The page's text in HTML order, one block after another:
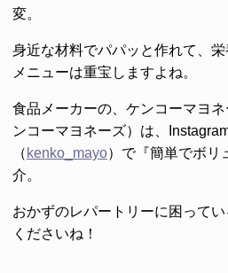
変。
身近な材料でパパッと作れて、
メニューは重宝しますよね。
食品メーカーの、ケンコーマヨ
ンコーマヨネーズ）は、
（ kenko_mayo）で『簡単でボリ
介。
おかずのレパートリーに困って
くださいね！